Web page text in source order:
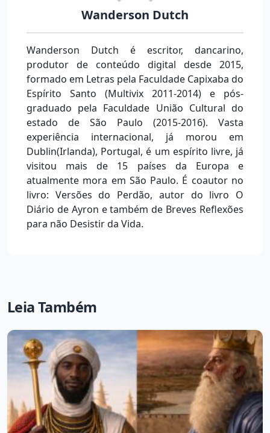
Wanderson Dutch
Wanderson Dutch é escritor, dancarino,
produtor de conteúdo digital desde 2015,
formado em Letras pela Faculdade Capixaba do
Espírito Santo (Multivix 2011-2014) e pós-
graduado pela Faculdade União Cultural do
estado de São Paulo (2015-2016). Vasta
experiência internacional, já morou em
Dublin(Irlanda), Portugal, é um espírito livre, já
visitou mais de 15 países da Europa e
atualmente mora em São Paulo. É coautor no
livro: Versões do Perdão, autor do livro O
Diário de Ayron e também de Breves Reflexões
para não Desistir da Vida.
Leia Também